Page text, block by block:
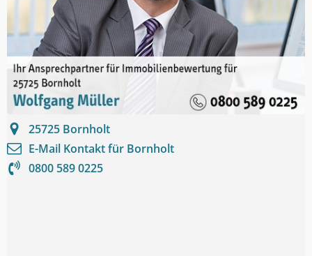
25725 Bornholt
E-Mail Kontakt für Bornholt
0800 589 0225